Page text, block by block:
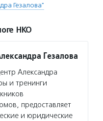
Гезалова"
НКО
Гезалова
Александра
и тренинги
предоставляет
и юридические